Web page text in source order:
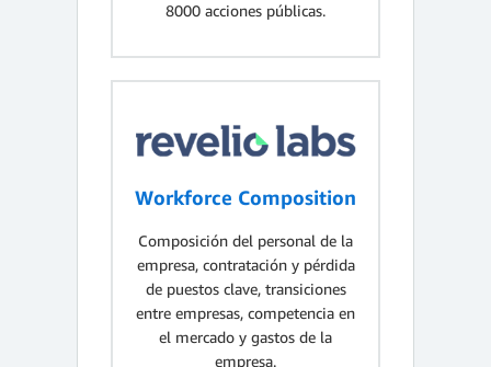
8000 acciones públicas.
Workforce Composition
Composición del personal de la
empresa, contratación y pérdida
de puestos clave, transiciones
entre empresas, competencia en
el mercado y gastos de la
empresa.